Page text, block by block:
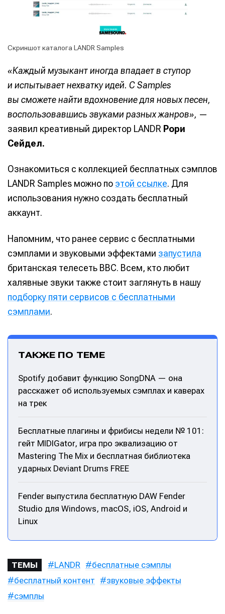
Скриншот каталога LANDR Samples
«Каждый музыкант иногда впадает в ступор
и испытывает нехватку идей. С Samples
вы сможете найти вдохновение для новых песен,
воспользовавшись звуками разных жанров», —
заявил креативный директор LANDR Рори
Сейдел.
Ознакомиться с коллекцией бесплатных сэмплов
LANDR Samples можно по этой ссылке. Для
использования нужно создать бесплатный
аккаунт.
Напомним, что ранее сервис с бесплатными
сэмплами и звуковыми эффектами запустила
британская телесеть BBC. Всем, кто любит
халявные звуки также стоит заглянуть в нашу
подборку пяти сервисов с бесплатными
сэмплами.
ТАКЖЕ ПО ТЕМЕ
Spotify добавит функцию SongDNA — она
расскажет об используемых сэмплах и каверах
на трек
Бесплатные плагины и фрибисы недели № 101:
гейт MIDIGator, игра про эквализацию от
Mastering The Mix и бесплатная библиотека
ударных Deviant Drums FREE
Fender выпустила бесплатную DAW Fender
Studio для Windows, macOS, iOS, Android и
Linux
ТЕМЫ LANDR
бесплатные сэмплы
бесплатный контент
звуковые эффекты
сэмплы